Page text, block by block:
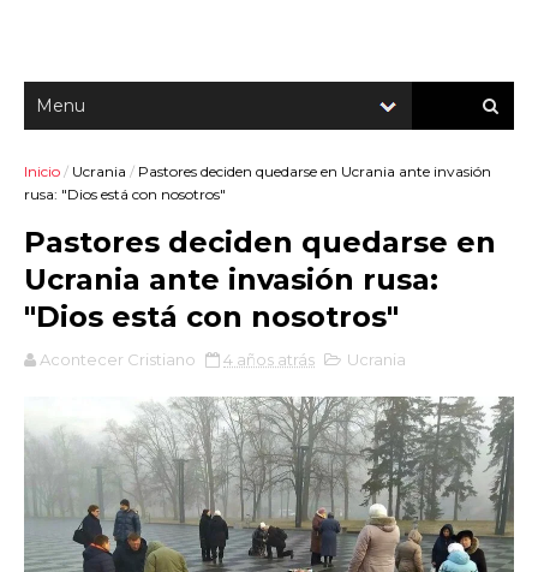
Inicio / Ucrania / Pastores deciden quedarse en Ucrania ante invasión
rusa: "Dios está con nosotros"
Pastores deciden quedarse en
Ucrania ante invasión rusa:
"Dios está con nosotros"
Acontecer Cristiano 4 años atrás Ucrania